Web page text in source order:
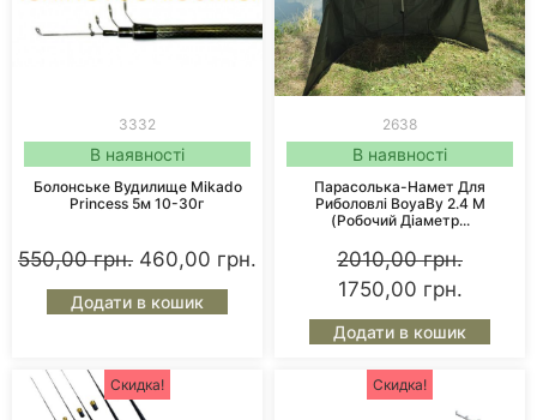
3332
В наявності
Болонське Вудилище Mikado
Princess 5м 10-30г
550,00грн. 460,00 грн.
Додати в кошик
2638
В наявності
Парасолька-Намет Для
Риболовлі BoyaBy 2.4 М
(робочий Діаметр...
2010,00грн.
1750,00 грн.
Додати в кошик
Скидка! Скидка!